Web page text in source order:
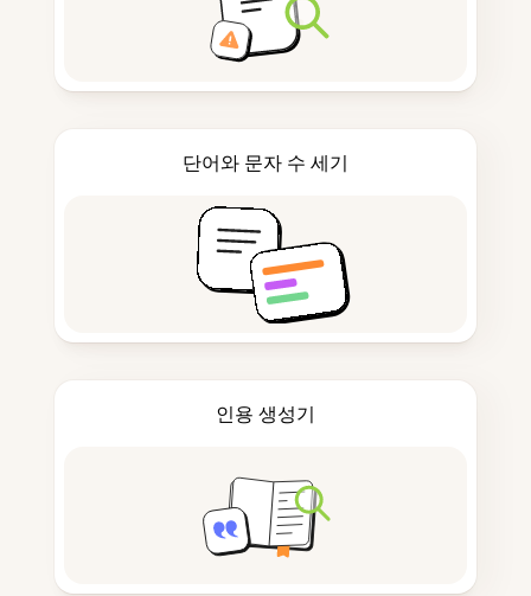
단어와 문자 수 세기
인용 생성기